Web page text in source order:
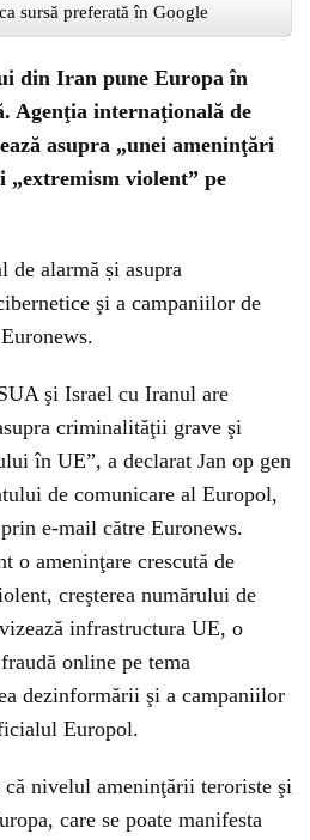
sursă preferată în Google
din Iran pune Europa în
Agenţia internaţională de
asupra „unei ameninţări
„extremism violent” pe
de alarmă și asupra
şi a campaniilor de
şi Israel cu Iranul are
criminalităţii grave şi
în UE”, a declarat Jan op gen
de comunicare al Europol,
e-mail către Euronews.
o ameninţare crescută de
creşterea numărului de
infrastructura UE, o
online pe tema
dezinformării şi a campaniilor
Europol.
că nivelul ameninţării teroriste şi
care se poate manifesta